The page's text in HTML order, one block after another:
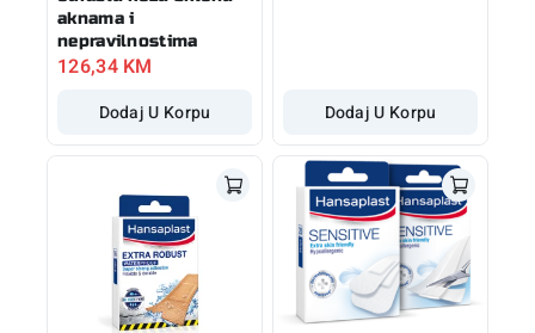
aknama i
nepravilnostima
126,34 KM
Dodaj U Korpu Dodaj U Korpu